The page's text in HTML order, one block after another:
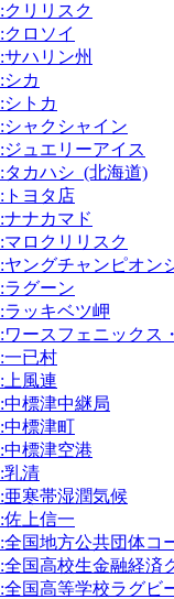
:クリリスク
:クロソイ
:サハリン州
:シカ
:シトカ
:シャクシャイン
:ジュエリーアイス
:タカハシ_(北海道)
:トヨタ店
:ナナカマド
:マロクリリスク
:ヤングチャンピオン
:ラグーン
:ラッキベツ岬
:ワースフェニックス
:一已村
:上風連
:中標津中継局
:中標津町
:中標津空港
:乳清
:亜寒帯湿潤気候
:佐上信一
:全国地方公共団体コ
:全国高校生金融経済
:全国高等学校ラグビ